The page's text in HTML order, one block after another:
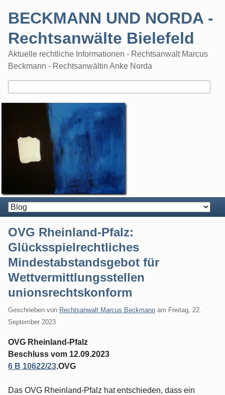
BECKMANN UND NORDA -
Rechtsanwälte Bielefeld
Aktuelle rechtliche Informationen - Rechtsanwalt Marcus
Beckmann - Rechtsanwältin Anke Norda
OVG Rheinland-Pfalz:
Glücksspielrechtliches
Mindestabstandsgebot für
Wettvermittlungsstellen
unionsrechtskonform
Geschrieben von Rechtsanwalt Marcus Beckmann am Freitag, 22.
September 2023
OVG Rheinland-Pfalz
Beschluss vom 12.09.2023
6 B 10622/23.OVG
Das OVG Rheinland-Pfalz hat entschieden, dass ein